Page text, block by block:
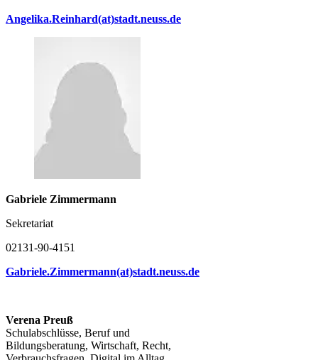
Angelika.Reinhard(at)stadt.neuss.de
Gabriele Zimmermann
Sekretariat
02131-90-4151
Gabriele.Zimmermann(at)stadt.neuss.de
Verena Preuß
Schulabschlüsse, Beruf und
Bildungsberatung, Wirtschaft, Recht,